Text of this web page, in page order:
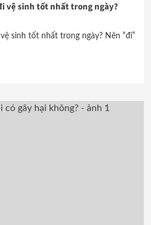
vệ sinh tốt nhất trong ngày?
sinh tốt nhất trong ngày? Nên “đi”